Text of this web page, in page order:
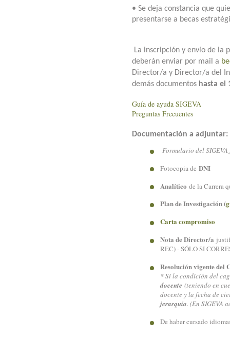
• Se deja constancia que
presentarse a becas
La inscripción y envío de la
deberán enviar por mail a
Director/a y Director/a del
demás documentos hasta el
Guía de ayuda SIGEVA
Preguntas Frecuentes
Documentación a adjuntar:
Formulario del
Fotocopia de DNI
Analítico de la Carrera
Plan de Investigación (
Carta compromiso
Nota de Director/a
REC) - SÓLO SI
Resolución vigente del
* Si la condición del
docente (teniendo en
docente y la fecha de
jerarquía. (En SIGEVA
De haber cursado